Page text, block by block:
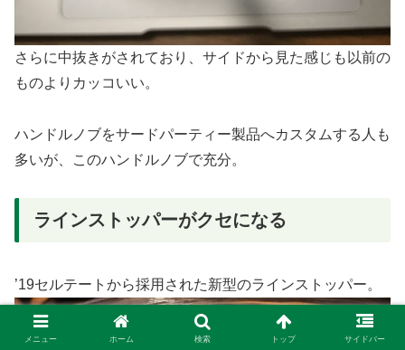
さらに中抜きがされており、サイドから見た感じも以前の
ものよりカッコいい。
ハンドルノブをサードパーティー製品へカスタムする人も
多いが、このハンドルノブで充分。
ラインストッパーがクセになる
’19セルテートから採用された新型のラインストッパー。
メニュー ホーム 検索 トップ サイドバー